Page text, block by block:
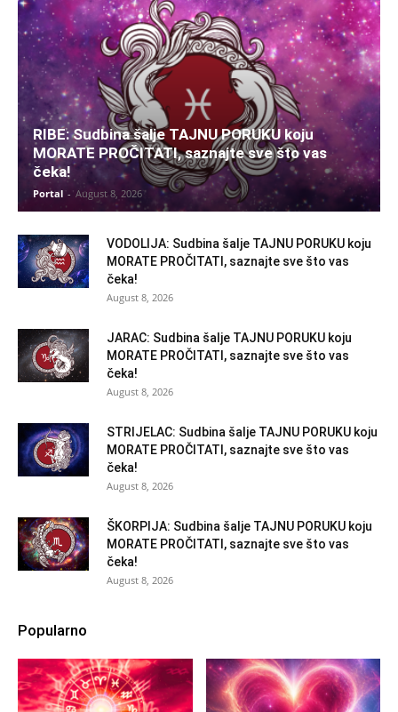
RIBE: Sudbina šalje TAJNU PORUKU koju
MORATE PROČITATI, saznajte sve što vas
čeka!
Portal - August 8, 2026
VODOLIJA: Sudbina šalje TAJNU PORUKU koju
MORATE PROČITATI, saznajte sve što vas
čeka!
August 8, 2026
JARAC: Sudbina šalje TAJNU PORUKU koju
MORATE PROČITATI, saznajte sve što vas
čeka!
August 8, 2026
STRIJELAC: Sudbina šalje TAJNU PORUKU koju
MORATE PROČITATI, saznajte sve što vas
čeka!
August 8, 2026
ŠKORPIJA: Sudbina šalje TAJNU PORUKU koju
MORATE PROČITATI, saznajte sve što vas
čeka!
August 8, 2026
Popularno